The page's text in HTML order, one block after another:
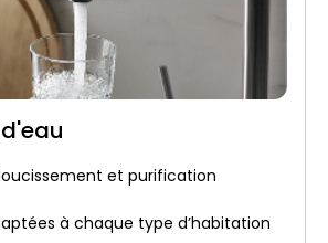
et purification
à chaque type d’habitation